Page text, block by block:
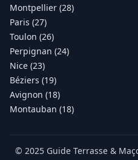
Montpellier (28)
Paris (27)
Toulon (26)
Perpignan (24)
Nice (23)
Béziers (19)
Avignon (18)
Montauban (18)
© 2025 Guide Terrasse &